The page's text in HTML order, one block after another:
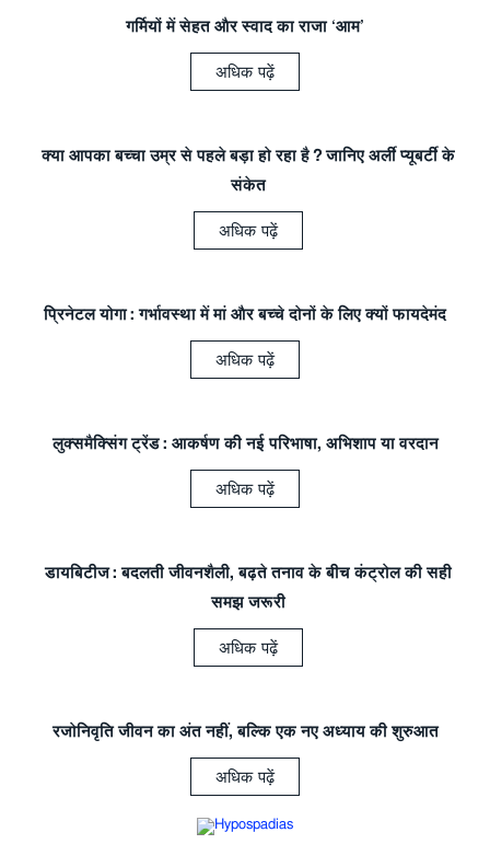
गर्मियों में सेहत और स्वाद का राजा ‘आम’
अधिक पढ़ें
क्या आपका बच्चा उम्र से पहले बड़ा हो रहा है? जानिए अर्ली प्यूबर्टी के
संकेत
अधिक पढ़ें
प्रिनेटल योगा: गर्भावस्था में मां और बच्चे दोनों के लिए क्यों फायदेमंद
अधिक पढ़ें
लुक्समैक्सिंग ट्रेंड: आकर्षण की नई परिभाषा, अभिशाप या वरदान
अधिक पढ़ें
डायबिटीज: बदलती जीवनशैली, बढ़ते तनाव के बीच कंट्रोल की सही
समझ जरूरी
अधिक पढ़ें
रजोनिवृति जीवन का अंत नहीं, बल्कि एक नए अध्याय की शुरुआत
अधिक पढ़ें